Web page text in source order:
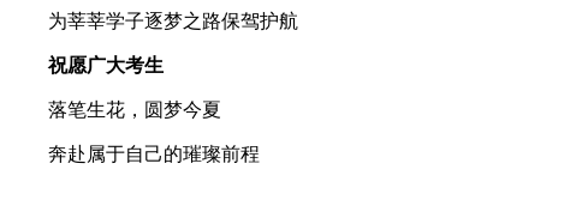
为莘莘学子逐梦之路保驾护航
祝愿广大考生
落笔生花，圆梦今夏
奔赴属于自己的璀璨前程